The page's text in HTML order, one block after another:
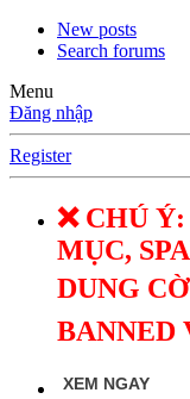
New posts
Search forums
Menu
Đăng nhập
Register
❌ CHÚ
MỤC,
DUNG
BANNED